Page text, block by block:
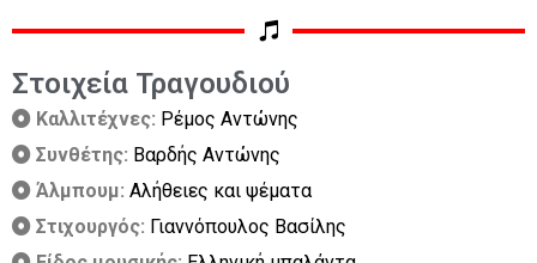
Στοιχεία Τραγουδιού
Καλλιτέχνες: Ρέμος Αντώνης
Συνθέτης: Βαρδής Αντώνης
Άλμπουμ: Αλήθειες και ψέματα
Στιχουργός: Γιαννόπουλος Βασίλης